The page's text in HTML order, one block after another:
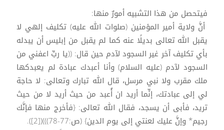
فيتحصل من هذا التشبيه أمورٌ منها:
أنَّ ولاية أمير المؤمنين (صلوات الله عليه) تكليف إلهي لا
يقبل الله تعالى بديلًا عنه كما لم يقبل من إبليس أن يبدله
بأي تكليف آخر غير السجود لآدم حين قال: ((يا ربِّ اعفني من
السجود لآدم (عليه السلام) وأنا أعبدك عبادة لم يعبدكها
ملك مقرب ولا نبي مرسل، قال الله تبارك وتعالى: لا حاجة
لي إلى عبادتك، إنِّما أريد ان أُعبد من حيث أريد لا من حيث
تريد، فأبى أن يسجد، فقال الله تعالى: {فأخرج منها فإنَّك
رجيم* وإنَّ عليك لعنتي إلى يوم الدين} (ص:77-78)))([2]).